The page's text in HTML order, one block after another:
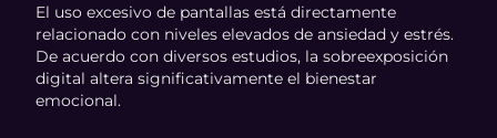
El uso excesivo de pantallas está directamente
relacionado con niveles elevados de ansiedad y estrés.
De acuerdo con diversos estudios, la sobreexposición
digital altera significativamente el bienestar
emocional.